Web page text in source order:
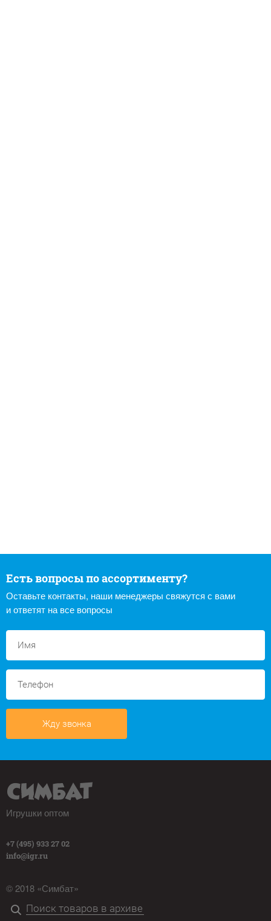
Есть вопросы по ассортименту?
Оставьте контакты, наши менеджеры свяжутся с вами
и ответят на все вопросы
Жду звонка
Игрушки оптом
+7 (495) 933 27 02
info@igr.ru
© 2018 «Симбат»